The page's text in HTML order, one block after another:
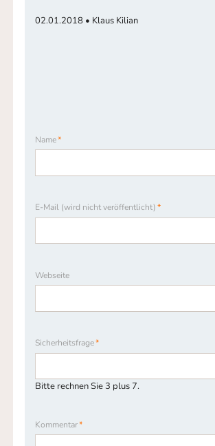
02.01.2018 • Klaus Kilian
Pflichtfeld
Name*
Pflichtfeld
E-Mail (wird nicht veröffentlicht)*
Webseite
Pflichtfeld
Sicherheitsfrage*
Bitte rechnen Sie 3 plus 7.
Pflichtfeld
Kommentar*